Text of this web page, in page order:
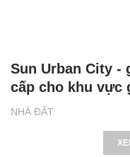
NHÀ ĐẤT
Sun Urban City -
cấp cho khu vực